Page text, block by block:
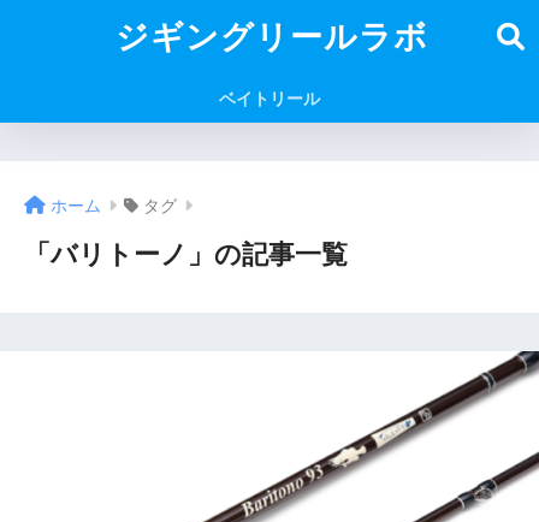
ジギングリールラボ
ベイトリール
ホーム タグ
「バリトーノ」の記事一覧